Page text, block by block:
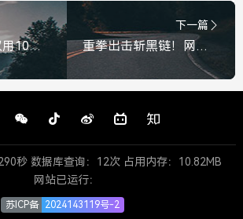
逆袭！中专生仅用10天手搓AI短片，打破偏见火遍全网
下一篇
重拳出击斩黑链！网警侦破特大买卖公民个人信息案，守护群众数字隐私，网警重拳出击斩黑链 破获特大买卖公民个人信息案
秒 数据库查询：12次 占用内存：10.82MB
网站已运行：
苏ICP备 2024143119号-2